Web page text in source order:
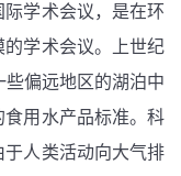
学术会议，是在环
学术会议。上世纪
偏远地区的湖泊中
用水产品标准。科
人类活动向大气排